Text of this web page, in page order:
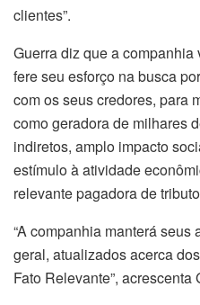
clientes”.
Guerra diz que a companhia
fere seu esforço na busca
com os seus credores, para
como geradora de milhares
indiretos, amplo impacto
estímulo à atividade
relevante pagadora de
“A companhia manterá
geral, atualizados acerca
Fato Relevante”, acrescenta